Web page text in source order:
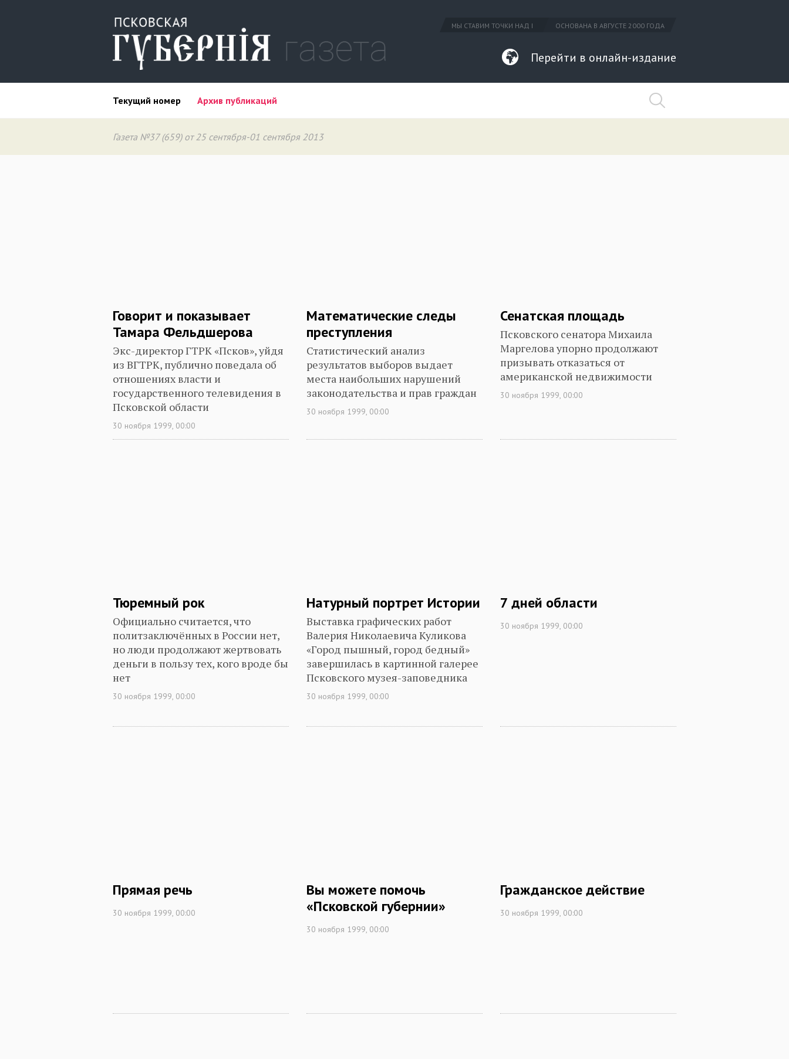
МЫ СТАВИМ ТОЧКИ НАД I ОСНОВАНА В АВГУСТЕ 2000 ГОДА
Перейти в онлайн-издание
Текущий номер Архив публикаций
Газета №37 (659) от 25 сентября-01 сентября 2013
Говорит и показывает
Тамара Фельдшерова
Экс-директор ГТРК «Псков», уйдя
из ВГТРК, публично поведала об
отношениях власти и
государственного телевидения в
Псковской области
30 ноября 1999, 00:00
Математические следы
преступления
Статистический анализ
результатов выборов выдает
места наибольших нарушений
законодательства и прав граждан
30 ноября 1999, 00:00
Сенатская площадь
Псковского сенатора Михаила
Маргелова упорно продолжают
призывать отказаться от
американской недвижимости
30 ноября 1999, 00:00
Тюремный рок
Официально считается, что
политзаключённых в России нет,
но люди продолжают жертвовать
деньги в пользу тех, кого вроде бы
нет
30 ноября 1999, 00:00
Натурный портрет Истории
Выставка графических работ
Валерия Николаевича Куликова
«Город пышный, город бедный»
завершилась в картинной галерее
Псковского музея-заповедника
30 ноября 1999, 00:00
7 дней области
30 ноября 1999, 00:00
Прямая речь
30 ноября 1999, 00:00
Вы можете помочь
«Псковской губернии»
30 ноября 1999, 00:00
Гражданское действие
30 ноября 1999, 00:00